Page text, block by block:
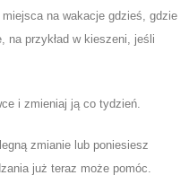
na wakacje gdzieś, gdzie
na przykład w kieszeni, jeśli
i zmieniaj ją co tydzień.
zmianie lub poniesiesz
już teraz może pomóc.